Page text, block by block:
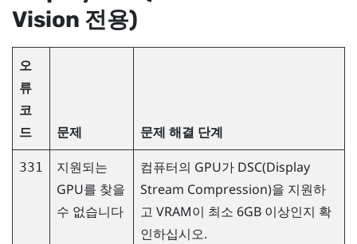
Vision 전용)
오
류
코
드
문제 문제 해결 단계
331
지원되는
GPU를 찾을
수 없습니다
컴퓨터의 GPU가 DSC(Display
Stream Compression)을 지원하
고 VRAM이 최소 6GB 이상인지 확
인하십시오.